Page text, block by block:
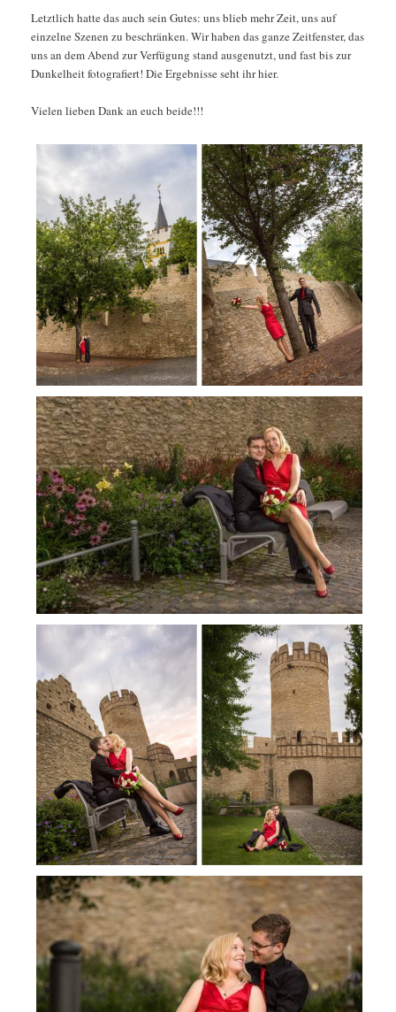
Letztlich hatte das auch sein Gutes: uns blieb mehr Zeit, uns auf
einzelne Szenen zu beschränken. Wir haben das ganze Zeitfenster, das
uns an dem Abend zur Verfügung stand ausgenutzt, und fast bis zur
Dunkelheit fotografiert! Die Ergebnisse seht ihr hier.
Vielen lieben Dank an euch beide!!!